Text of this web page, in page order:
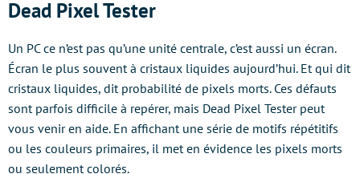
Dead Pixel Tester
Un PC ce n’est pas qu’une unité centrale, c’est aussi un écran.
Écran le plus souvent à cristaux liquides aujourd’hui. Et qui dit
cristaux liquides, dit probabilité de pixels morts. Ces défauts
sont parfois difficile à repérer, mais Dead Pixel Tester peut
vous venir en aide. En affichant une série de motifs répétitifs
ou les couleurs primaires, il met en évidence les pixels morts
ou seulement colorés.